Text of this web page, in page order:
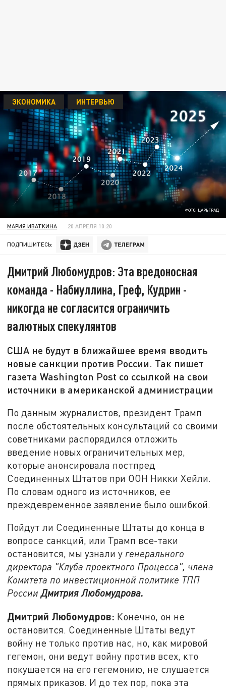
ФОТО: ЦАРЬГРАД
ЭКОНОМИКА ИНТЕРВЬЮ
МАРИЯ ИВАТКИНА 20 АПРЕЛЯ 10:20
ПОДПИШИТЕСЬ:
Дмитрий Любомудров: Эта вредоносная
команда - Набиуллина, Греф, Кудрин -
никогда не согласится ограничить
валютных спекулянтов
США не будут в ближайшее время вводить
новые санкции против России. Так пишет
газета Washington Post со ссылкой на свои
источники в американской администрации
По данным журналистов, президент Трамп
после обстоятельных консультаций со своими
советниками распорядился отложить
введение новых ограничительных мер,
которые анонсировала постпред
Соединенных Штатов при ООН Никки Хейли.
По словам одного из источников, ее
преждевременное заявление было ошибкой.
Пойдут ли Соединенные Штаты до конца в
вопросе санкций, или Трамп все-таки
остановится, мы узнали у генерального
директора "Клуба проектного Процесса", члена
Комитета по инвестиционной политике ТПП
РоссииДмитрия Любомудрова.
Дмитрий Любомудров: Конечно, он не
остановится. Соединенные Штаты ведут
войну не только против нас, но, как мировой
гегемон, они ведут войну против всех, кто
покушается на его гегемонию, не слушается
прямых приказов. И до тех пор, пока эта